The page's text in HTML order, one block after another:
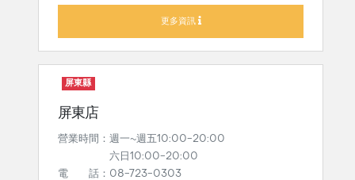
更多資訊
屏東縣
屏東店
營業時間：週一~週五10:00-20:00
六日10:00-20:00
電 話：08-723-0303